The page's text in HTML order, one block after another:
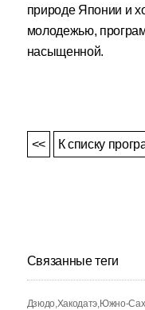
природе Японии и
молодежью,
насыщенной.
<< К списку
Связанные теги
Дзюдо Хакодатэ Южно-